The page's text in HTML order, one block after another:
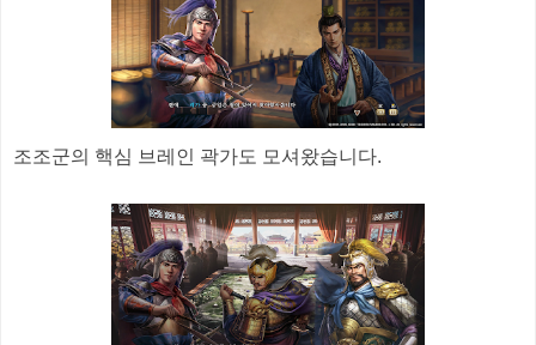
조조군의 핵심 브레인 곽가도 모셔왔습니다.